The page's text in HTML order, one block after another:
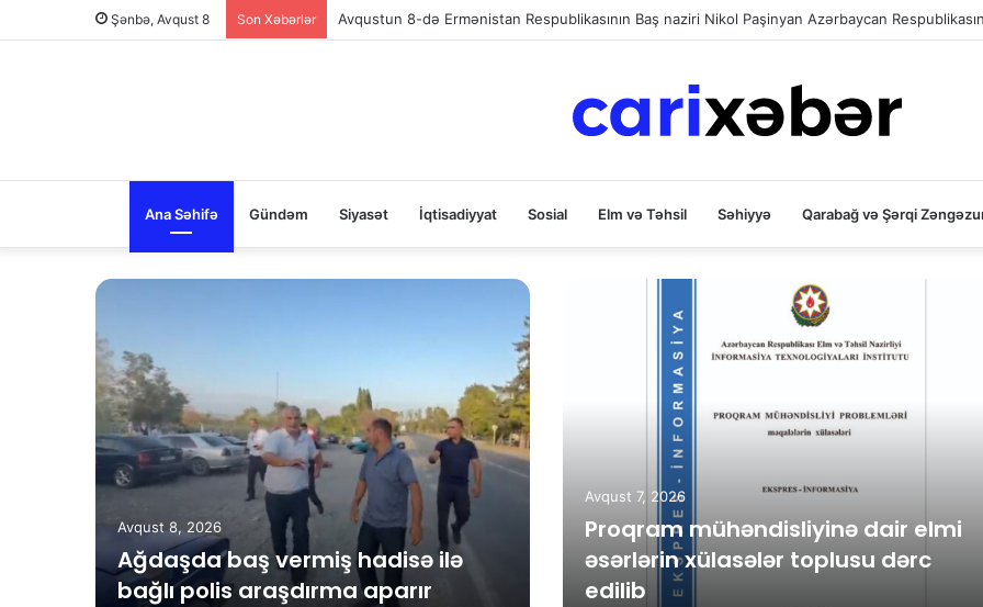
Şənbə, Avqust 8 Son Xəbərlər
Ağdaşda baş vermiş hadisə ilə bağlı polis araşdırma aparır
Ana Səhifə Gündəm Siyasət İqtisadiyyat Sosial Elm və Təhsil Səhiyyə Qarabağ və Şərqi
Avqust 8, 2026
Ağdaşda baş vermiş hadisə ilə
bağlı polis araşdırma aparır
Avqust 7, 2026
Proqram mühəndisliyinə dair elmi
əsərlərin xülasələr toplusu dərc
edilib